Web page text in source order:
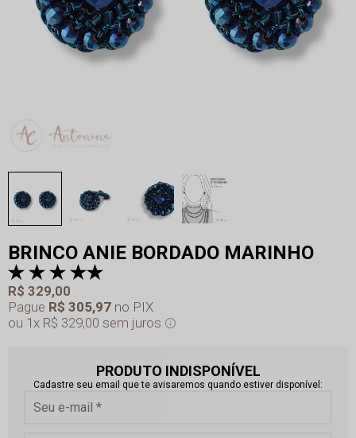
BRINCO ANIE BORDADO MARINHO
Pague R$ 305,97no PIX
R$ 329,00
1x R$ 329,00 sem juros
PRODUTO INDISPONÍVEL
Cadastre seu email que te avisaremos quando estiver disponível: